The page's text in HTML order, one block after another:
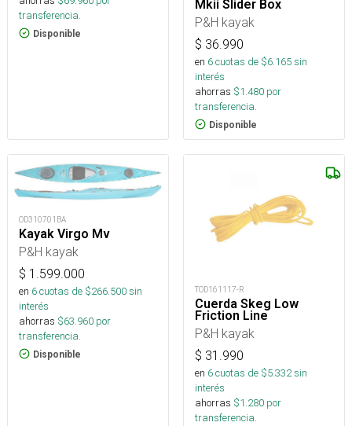
transferencia.
Disponible
Mkii Slider Box
P&H kayak
$ 36.990
en 6cuotas de $6.165sin
interés
ahorras $1.480 por
transferencia.
Disponible
OD310701BA
Kayak Virgo Mv
P&H kayak
$ 1.599.000
en 6cuotas de $266.500sin
interés
ahorras $63.960 por
transferencia.
Disponible
TOD161117-R
Cuerda Skeg Low
Friction Line
P&H kayak
$ 31.990
en 6cuotas de $5.332sin
interés
ahorras $1.280 por
transferencia.